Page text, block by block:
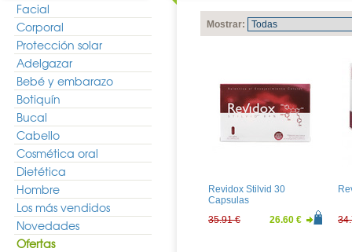
Facial
Corporal
Protección solar
Adelgazar
Bebé y embarazo
Botiquín
Bucal
Cabello
Cosmética oral
Dietética
Hombre
Los más vendidos
Novedades
Ofertas
Mostrar:
Revidox Stilvid 30
Capsulas
35.91 €
26.60 €